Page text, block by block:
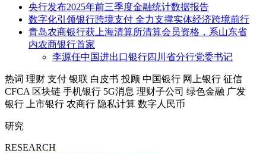
央行发布2025年前三季度金融统计数据报告
数字化引领银行跨境支付 全力支撑实体经济跨境前行
青岛农商银行获上海清算所清算会员资格，系山东省
内农商银行首家
李源任中国进出口银行四川省分行党委书记
热词 理财 支付 银联 白皮书 投顾 中国银行 网上银行 征信
CFCA 区块链 手机银行 5G消息 理财子公司 绿色金融 广发
银行
上市银行 农商行 隐私计算 数字人民币
研究
RESEARCH